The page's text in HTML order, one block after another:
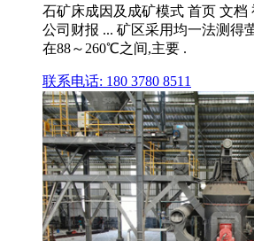
石矿床成因及成矿模式 首页 文档
公司财报 ... 矿区采用均一法测得
在88～260℃之间,主要 .
联系电话: 180 3780 8511